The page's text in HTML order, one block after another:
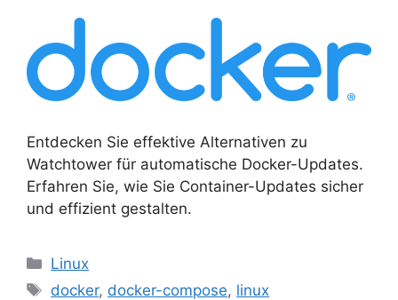
Entdecken Sie effektive Alternativen zu
Watchtower für automatische Docker-Updates.
Erfahren Sie, wie Sie Container-Updates sicher
und effizient gestalten.
Kategorien
Linux
Schlagwörter
docker, docker-compose, linux